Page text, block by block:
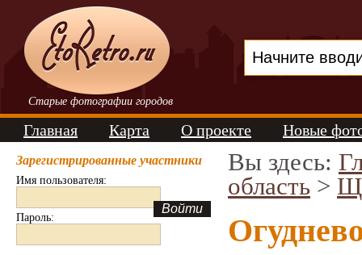
Старые фотографии городов
Главная Карта О проекте Новые
Зарегистрированные участники
Имя пользователя:
Пароль:
Вы здесь:
область >